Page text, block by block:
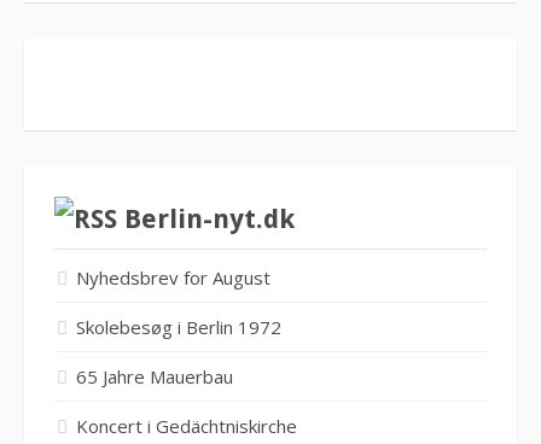
Berlin-nyt.dk
Nyhedsbrev for August
Skolebesøg i Berlin 1972
65 Jahre Mauerbau
Koncert i Gedächtniskirche